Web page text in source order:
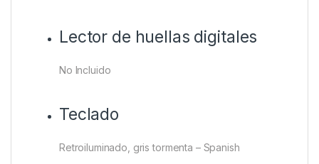
Lector de huellas digitales
No Incluido
Teclado
Retroiluminado, gris tormenta – Spanish